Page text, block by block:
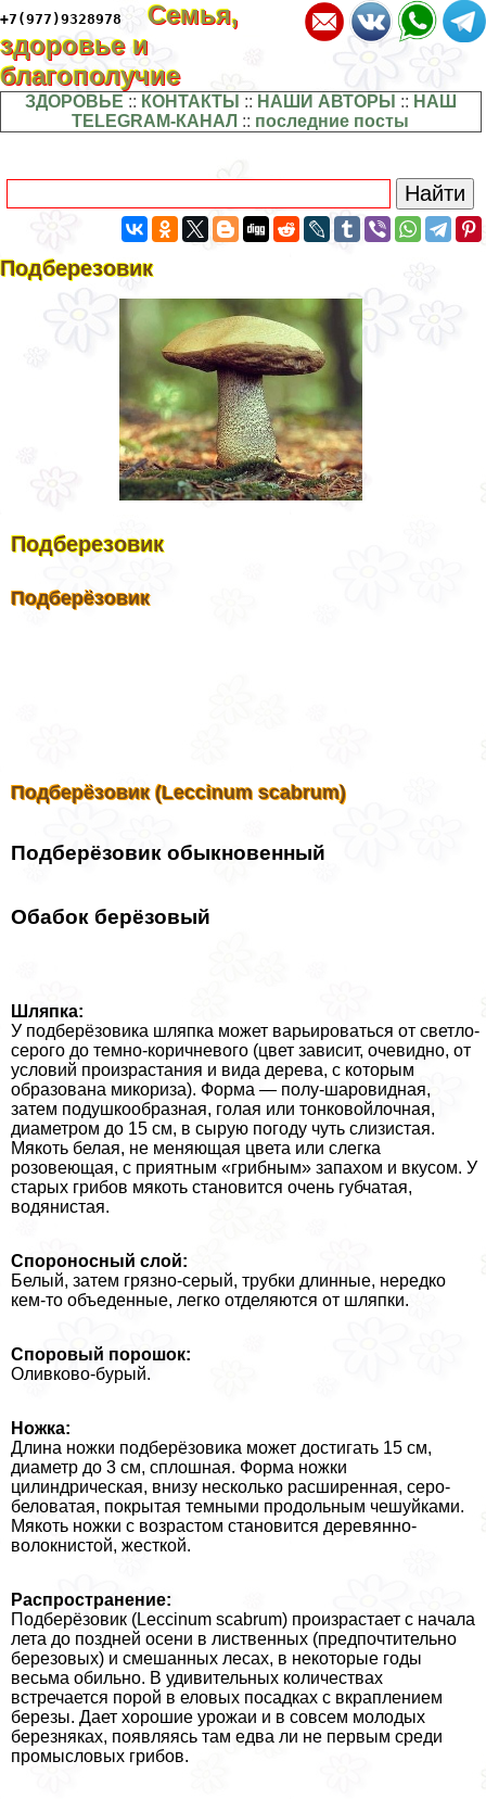
+7(977)9328978
Семья,
здоровье и
благополучие
ЗДОРОВЬЕ :: КОНТАКТЫ :: НАШИ АВТОРЫ :: НАШ
TELEGRAM-КАНАЛ :: последние посты
Подберезовик
Подберезовик
Подберёзовик
Подберёзовик (Leccinum scabrum)
Подберёзовик обыкновенный
Обабок берёзовый
Шляпка:
У подберёзовика шляпка может варьироваться от светло-
серого до темно-коричневого (цвет зависит, очевидно, от
условий произрастания и вида дерева, с которым
образована микориза). Форма — полу-шаровидная,
затем подушкообразная, гoлая или тонковойлочная,
диаметром до 15 см, в сырую погоду чуть слизистая.
Мякоть белая, не меняющая цвета или слегка
розовеющая, с приятным «грибным» запахом и вкусом. У
старых грибов мякоть становится очень губчатая,
водянистая.
Спороносный слой:
Белый, затем грязно-серый, трубки длинные, нередко
кем-то объеденные, легко отделяются от шляпки.
Споровый порошок:
Оливково-бурый.
Ножка:
Длина ножки подберёзовика может достигать 15 см,
диаметр до 3 см, сплошная. Форма ножки
цилиндрическая, внизу несколько расширенная, серо-
беловатая, покрытая темными продольным чешуйками.
Мякоть ножки с возрастом становится деревянно-
волокнистой, жесткой.
Распространение:
Подберёзовик (Leccinum scabrum) произрастает с начала
лета до поздней осени в лиственных (предпочтительно
березовых) и смешанных лесах, в некоторые годы
весьма обильно. В удивительных количествах
встречается порой в еловых посадках с вкраплением
березы. Дает хорошие урожаи и в совсем молодых
березняках, появляясь там едва ли не первым среди
промысловых грибов.